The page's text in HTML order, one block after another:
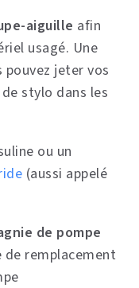
aiguille afin
usagé. Une
pouvez jeter vos
stylo dans les
ou un
(aussi appelé
de pompe
de remplacement